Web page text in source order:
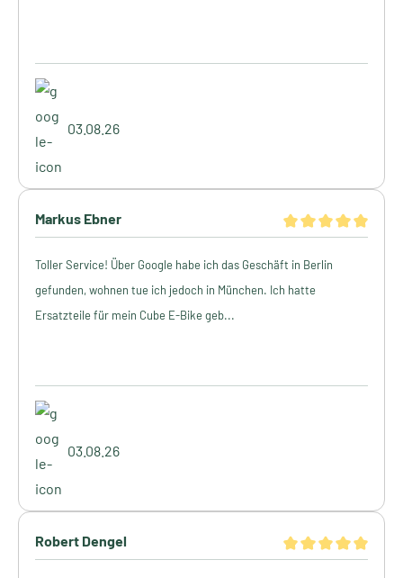
03.08.26
Markus Ebner
Toller Service! Über Google habe ich das Geschäft in Berlin
gefunden, wohnen tue ich jedoch in München. Ich hatte
Ersatzteile für mein Cube E-Bike geb...
03.08.26
Robert Dengel